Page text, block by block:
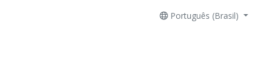
Português (Brasil)